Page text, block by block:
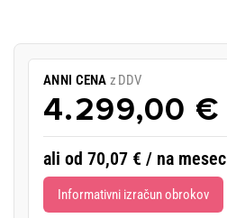
ANNI CENA z DDV
4.299,00 €
ali od 70,07 € / na mesec
Informativni izračun obrokov